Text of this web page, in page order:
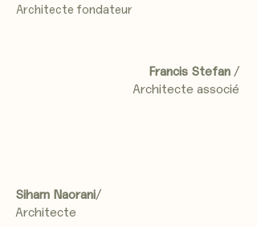
Architecte fondateur
Francis Stefan /
Architecte associé
Siham Naorani/
Architecte